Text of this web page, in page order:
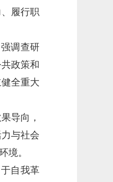
履行职
调查研
政策和
全重大
导向，
与社会
境。
自我革